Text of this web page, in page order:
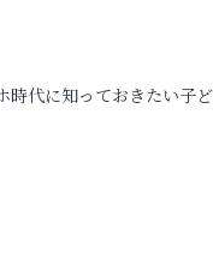
時代に知っておきたい子